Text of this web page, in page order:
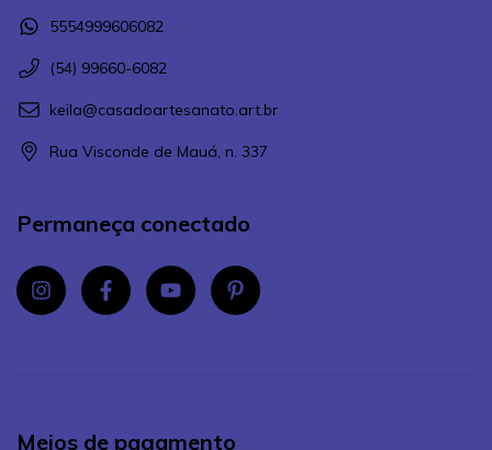
5554999606082
(54) 99660-6082
keila@casadoartesanato.art.br
Rua Visconde de Mauá, n. 337
Permaneça conectado
Meios de pagamento